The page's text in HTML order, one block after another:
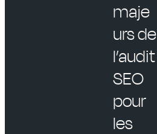
maje
urs de
l’audit
SEO
pour
les